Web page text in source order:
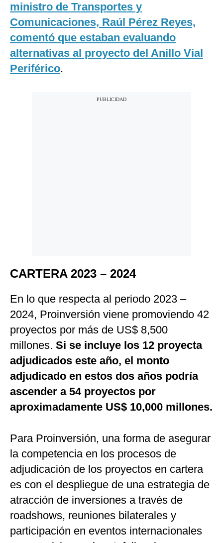
ministro de Transportes y
Comunicaciones, Raúl Pérez Reyes,
comentó que estaban evaluando
alternativas al proyecto del Anillo Vial
Periférico.
CARTERA 2023 – 2024
En lo que respecta al periodo 2023 –
2024, Proinversión viene promoviendo 42
proyectos por más de US$ 8,500
millones. Si se incluye los 12 proyecta
adjudicados este año, el monto
adjudicado en estos dos años podría
ascender a 54 proyectos por
aproximadamente US$ 10,000 millones.
Para Proinversión, una forma de asegurar
la competencia en los procesos de
adjudicación de los proyectos en cartera
es con el despliegue de una estrategia de
atracción de inversiones a través de
roadshows, reuniones bilaterales y
participación en eventos internacionales